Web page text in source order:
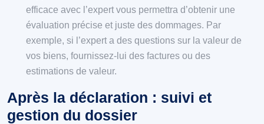
efficace avec l’expert vous permettra d’obtenir une
évaluation précise et juste des dommages. Par
exemple, si l’expert a des questions sur la valeur de
vos biens, fournissez-lui des factures ou des
estimations de valeur.
Après la déclaration : suivi et
gestion du dossier